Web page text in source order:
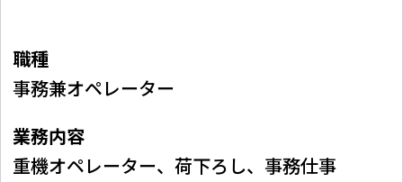
職種
事務兼オペレーター
業務内容
重機オペレーター、荷下ろし、事務仕事